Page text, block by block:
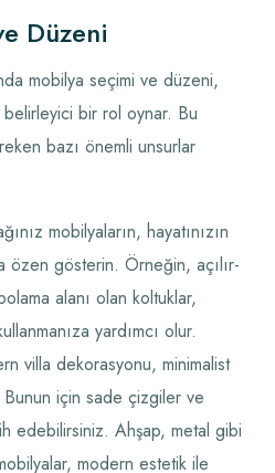
Düzeni
mobilya seçimi ve düzeni,
bir rol oynar. Bu
bazı önemli unsurlar
mobilyaların, hayatınızın
özen gösterin. Örneğin, açılır-
alanı olan koltuklar,
yardımcı olur.
villa dekorasyonu, minimalist
Bunun için sade çizgiler ve
edebilirsiniz. Ahşap, metal gibi
modern estetik ile